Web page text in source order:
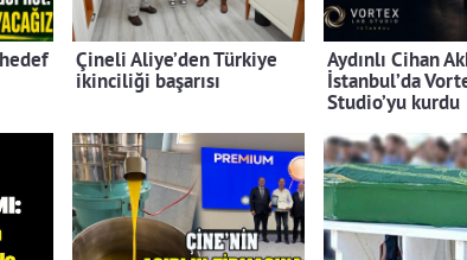
Çineli Aliye’den Türkiye
ikinciliği başarısı
Aydınlı Cihan
İstanbul’da
Studio’yu kurdu